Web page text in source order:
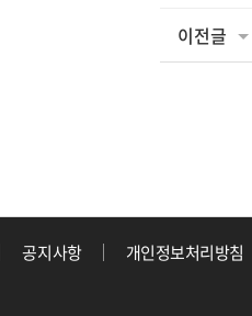
이전글
공지사항 개인정보처리방침